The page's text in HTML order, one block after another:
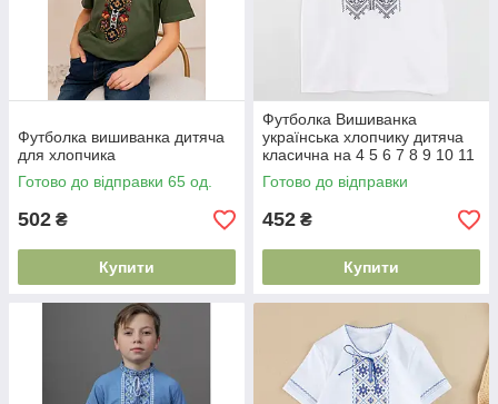
Футболка вишиванка дитяча
для хлопчика
Готово до відправки 65 од.
502 ₴
Купити
Футболка Вишиванка
українська хлопчику дитяча
класична на 4 5 6 7 8 9 10 11
років
Готово до відправки
452 ₴
Купити